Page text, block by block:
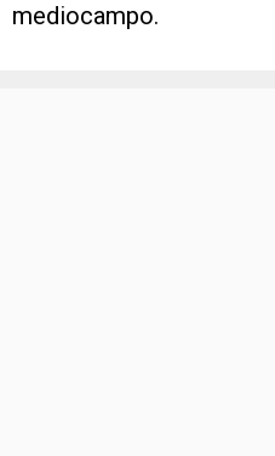
mediocampo.